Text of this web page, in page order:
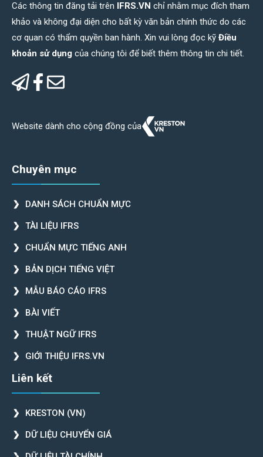
Các thông tin đăng tải trên IFRS.VN chỉ nhằm mục đích tham
khảo và không đại diện cho bất kỳ văn bản chính thức do các
cơ quan có thẩm quyền ban hành. Xin vui lòng đọc kỹ Điều
khoản sử dụng của chúng tôi để biết thêm thông tin chi tiết.
Website dành cho cộng đồng của
Chuyên mục
DANH SÁCH CHUẨN MỰC
TÀI LIỆU IFRS
CHUẨN MỰC TIẾNG ANH
BẢN DỊCH TIẾNG VIỆT
MẪU BÁO CÁO IFRS
BÀI VIẾT
THUẬT NGỮ IFRS
GIỚI THIỆU IFRS.VN
Liên kết
KRESTON (VN)
DỮ LIỆU CHUYỂN GIÁ